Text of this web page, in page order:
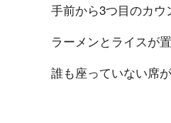
手前から3つ目のカウ
ラーメンとライスが
誰も座っていない席